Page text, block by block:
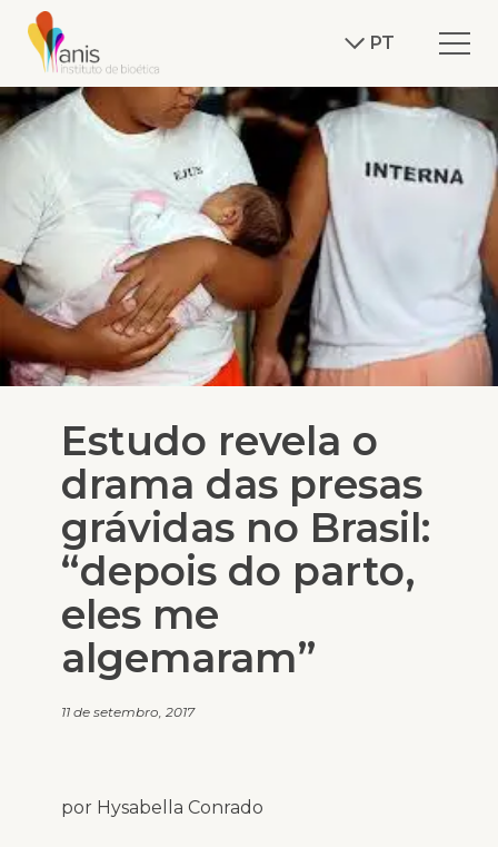
PT
Estudo revela o
drama das presas
grávidas no Brasil:
“depois do parto,
eles me
algemaram”
11 de setembro, 2017
por Hysabella Conrado